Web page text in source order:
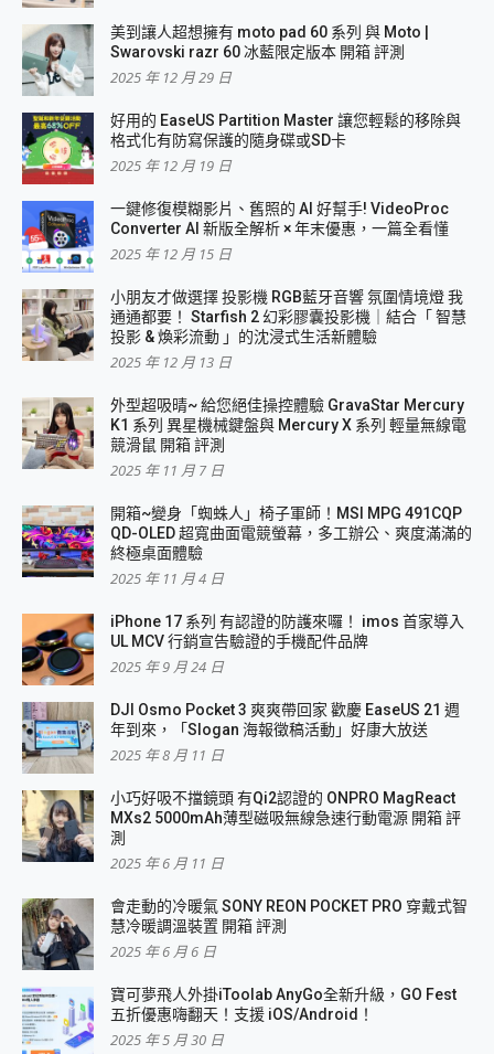
美到讓人超想擁有 moto pad 60 系列 與 Moto |
Swarovski razr 60 冰藍限定版本 開箱 評測
2025 年 12 月 29 日
好用的 EaseUS Partition Master 讓您輕鬆的移除與
格式化有防寫保護的隨身碟或SD卡
2025 年 12 月 19 日
一鍵修復模糊影片、舊照的 AI 好幫手! VideoProc
Converter AI 新版全解析 × 年末優惠，一篇全看懂
2025 年 12 月 15 日
小朋友才做選擇 投影機 RGB藍牙音響 氛圍情境燈 我
通通都要！ Starfish 2 幻彩膠囊投影機｜結合「 智慧
投影 & 煥彩流動 」的沈浸式生活新體驗
2025 年 12 月 13 日
外型超吸晴~ 給您絕佳操控體驗 GravaStar Mercury
K1 系列 異星機械鍵盤與 Mercury X 系列 輕量無線電
競滑鼠 開箱 評測
2025 年 11 月 7 日
開箱~變身「蜘蛛人」椅子軍師！MSI MPG 491CQP
QD-OLED 超寬曲面電競螢幕，多工辦公、爽度滿滿的
終極桌面體驗
2025 年 11 月 4 日
iPhone 17 系列 有認證的防護來囉！ imos 首家導入
UL MCV 行銷宣告驗證的手機配件品牌
2025 年 9 月 24 日
DJI Osmo Pocket 3 爽爽帶回家 歡慶 EaseUS 21 週
年到來，「Slogan 海報徵稿活動」好康大放送
2025 年 8 月 11 日
小巧好吸不擋鏡頭 有Qi2認證的 ONPRO MagReact
MXs2 5000mAh薄型磁吸無線急速行動電源 開箱 評
測
2025 年 6 月 11 日
會走動的冷暖氣 SONY REON POCKET PRO 穿戴式智
慧冷暖調溫裝置 開箱 評測
2025 年 6 月 6 日
寶可夢飛人外掛iToolab AnyGo全新升級，GO Fest
五折優惠嗨翻天！支援 iOS/Android！
2025 年 5 月 30 日